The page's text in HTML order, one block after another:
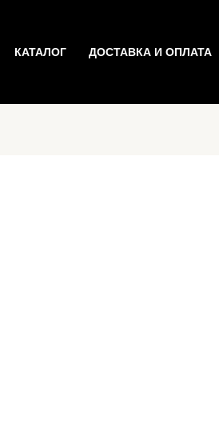
КАТАЛОГ ДОСТАВКА И ОПЛАТА